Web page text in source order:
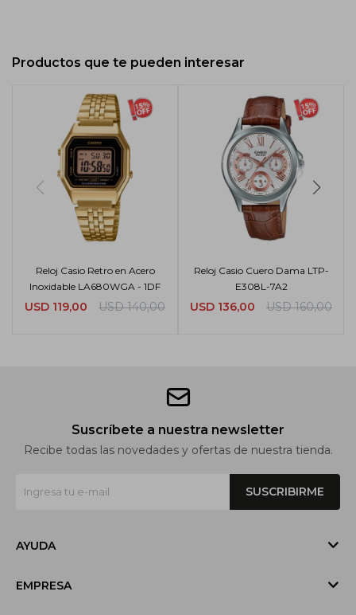
Productos que te pueden interesar
Reloj Casio Retro en Acero
Inoxidable LA680WGA - 1DF
USD 119,00 USD 140,00
Reloj Casio Cuero Dama LTP-
E308L-7A2
USD 136,00 USD 160,00
Suscríbete a nuestra newsletter
Recibe todas las novedades y ofertas de nuestra tienda.
SUSCRIBIRME
AYUDA
EMPRESA